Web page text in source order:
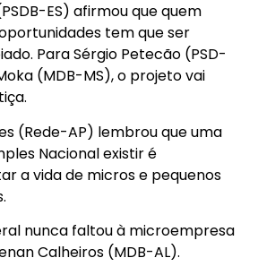
ES) afirmou que quem
tem que ser
Para Sérgio Petecão (PSD-
(MDB-MS), o projeto vai
(Rede-AP) lembrou que uma
Nacional existir é
a vida de micros e pequenos
nunca faltou à microempresa
Calheiros (MDB-AL).